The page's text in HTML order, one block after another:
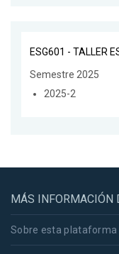
ESG601 - TALLER
Semestre 2025
2025-2
MÁS INFORMACIÓN
Sobre esta plataforma